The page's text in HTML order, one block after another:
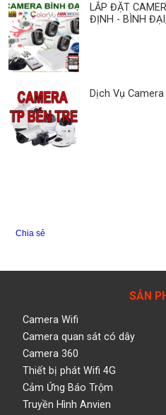
LẮP ĐẶT
ĐỊNH - BÌNH
Dịch Vụ
Chia sẻ
SẢN
Camera Wifi
Camera quan sát có dây
Camera 360
Thiết bị phát Wifi 4G
Cảm Ứng Báo Trộm
Truyền Hình Anvien